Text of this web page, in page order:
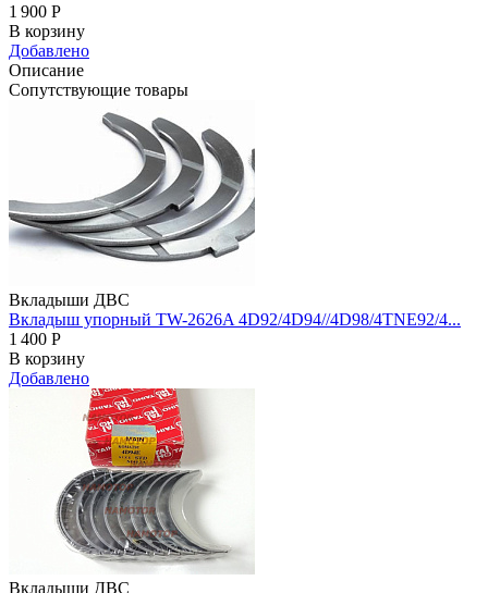
1 900 Р
В корзину
Добавлено
Описание
Сопутствующие товары
Вкладыши ДВС
Вкладыш упорный TW-2626A 4D92/4D94//4D98/4TNE92/4...
1 400 Р
В корзину
Добавлено
Вкладыши ДВС